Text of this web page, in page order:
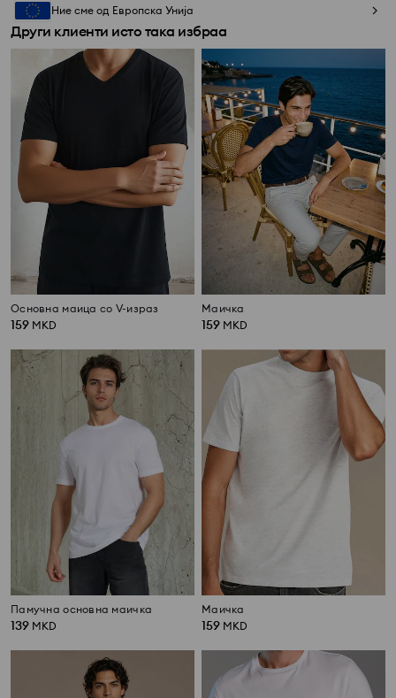
Ние сме од Европска Унија
Други клиенти исто така избраа
Основна маица со V-израз
159 MKD
Маичка
159 MKD
Памучна основна маичка
139 MKD
Маичка
159 MKD